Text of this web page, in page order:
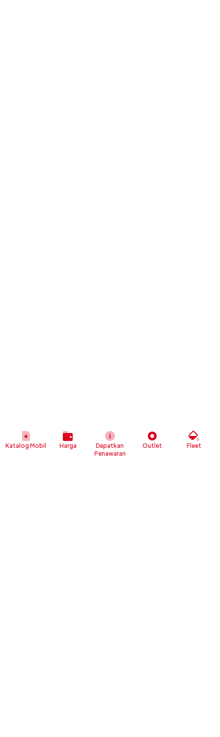
Katalog Mobil Harga
Dapatkan
Penawaran
Outlet Fleet